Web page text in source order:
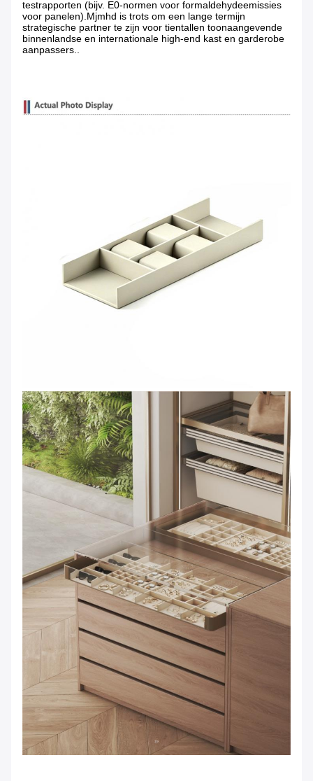
testrapporten (bijv. E0-normen voor formaldehydeemissies
voor panelen).Mjmhd is trots om een lange termijn
strategische partner te zijn voor tientallen toonaangevende
binnenlandse en internationale high-end kast en garderobe
aanpassers..